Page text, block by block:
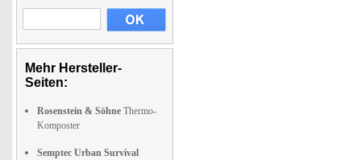
Mehr Hersteller-
Seiten:
Rosenstein & Söhne Thermo-
Komposter
Semptec Urban Survival